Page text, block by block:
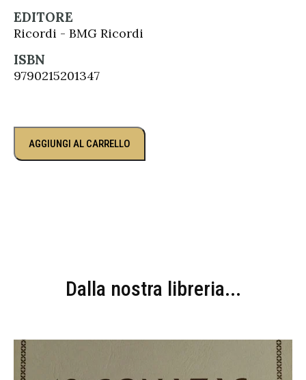
EDITORE
Ricordi - BMG Ricordi
ISBN
9790215201347
AGGIUNGI AL CARRELLO
Dalla nostra libreria...